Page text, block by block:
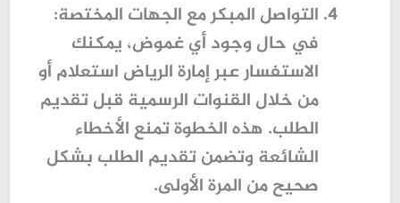
التواصل المبكر مع الجهات المختصة:
في حال وجود أي غموض، يمكنك
الاستفسار عبرإمارة الرياض استعلامأو
من خلال القنوات الرسمية قبل تقديم
الطلب. هذه الخطوة تمنع الأخطاء
الشائعة وتضمن تقديم الطلب بشكل
صحيح من المرة الأولى.